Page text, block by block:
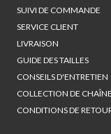
SUIVI DE COMMANDE
SERVICE CLIENT
LIVRAISON
GUIDE DES TAILLES
CONSEILS D'ENTRETIEN
COLLECTION DE
CONDITIONS DE